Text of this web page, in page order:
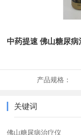
中药提速 佛山糖尿病
产品规格：
关键词
佛山糖尿病治疗仪